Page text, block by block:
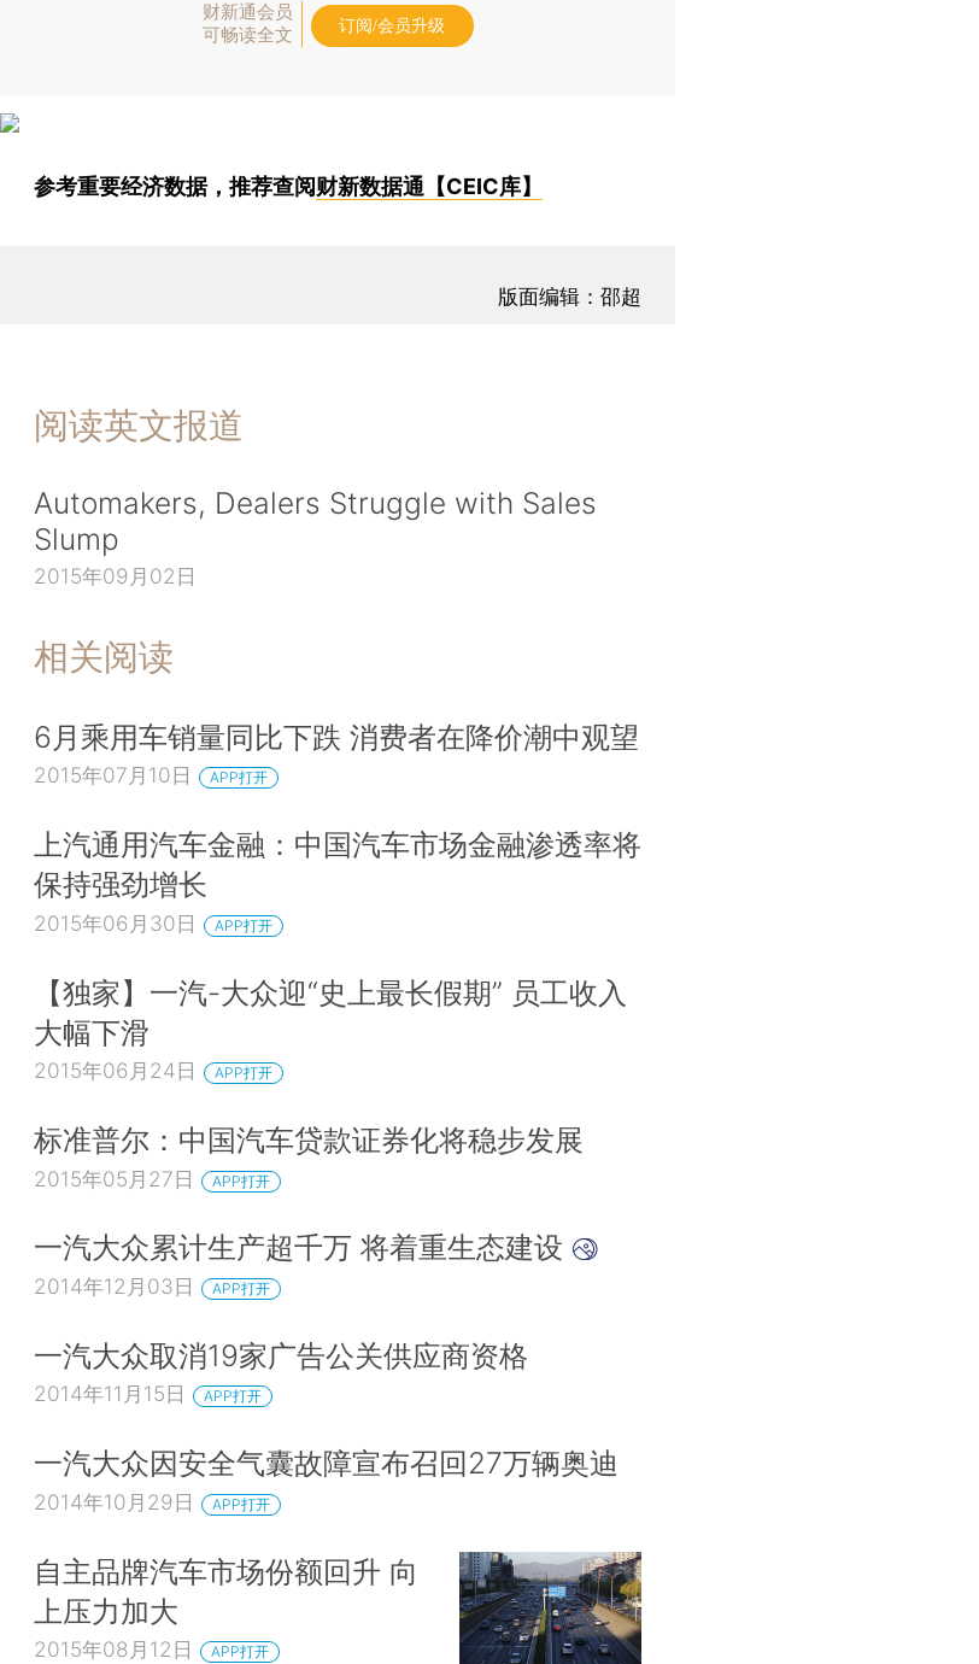
财新通会员
可畅读全文
订阅/会员升级
参考重要经济数据，推荐查阅财新数据通【CEIC库】
版面编辑：邵超
阅读英文报道
Automakers, Dealers Struggle with Sales
Slump
2015年09月02日
相关阅读
6月乘用车销量同比下跌 消费者在降价潮中观望
2015年07月10日 APP打开
上汽通用汽车金融：中国汽车市场金融渗透率将
保持强劲增长
2015年06月30日 APP打开
【独家】一汽-大众迎“史上最长假期” 员工收入
大幅下滑
2015年06月24日 APP打开
标准普尔：中国汽车贷款证券化将稳步发展
2015年05月27日 APP打开
一汽大众累计生产超千万 将着重生态建设
2014年12月03日 APP打开
一汽大众取消19家广告公关供应商资格
2014年11月15日 APP打开
一汽大众因安全气囊故障宣布召回27万辆奥迪
2014年10月29日 APP打开
自主品牌汽车市场份额回升 向
上压力加大
2015年08月12日 APP打开